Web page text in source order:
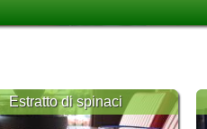
Estratto di spinaci